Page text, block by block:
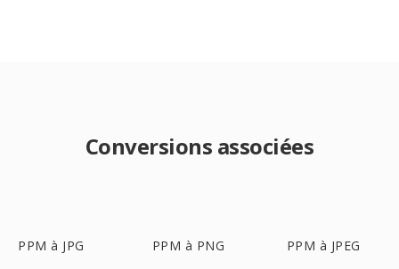
Conversions associées
PPM à JPG PPM à PNG PPM à JPEG